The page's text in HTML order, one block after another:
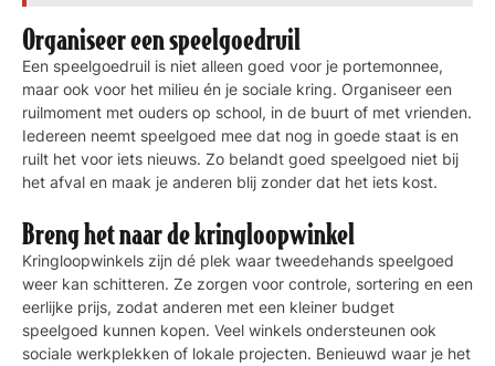
Organiseer een speelgoedruil
Een speelgoedruil is niet alleen goed voor je portemonnee,
maar ook voor het milieu én je sociale kring. Organiseer een
ruilmoment met ouders op school, in de buurt of met vrienden.
Iedereen neemt speelgoed mee dat nog in goede staat is en
ruilt het voor iets nieuws. Zo belandt goed speelgoed niet bij
het afval en maak je anderen blij zonder dat het iets kost.
Breng het naar de kringloopwinkel
Kringloopwinkels zijn dé plek waar tweedehands speelgoed
weer kan schitteren. Ze zorgen voor controle, sortering en een
eerlijke prijs, zodat anderen met een kleiner budget
speelgoed kunnen kopen. Veel winkels ondersteunen ook
sociale werkplekken of lokale projecten. Benieuwd waar je het